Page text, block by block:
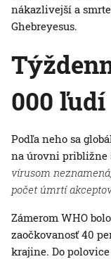
nákazlivejší a
Ghebreyesus.
000 ľudí
Podľa neho sa
na úrovni približne
vírusom
počet úmrtí
Zámerom WHO
zaočkovanosť 40
krajine. Do